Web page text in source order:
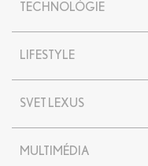
UX
UX 300e
NX
ES
TECHNOLÓGIE
LIFESTYLE
SVET LEXUS
Lexus centrá
MULTIMÉDIA